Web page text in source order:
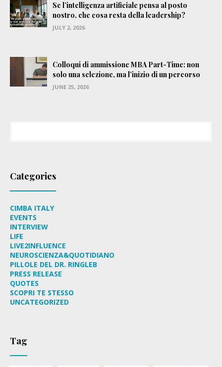
Se l’intelligenza artificiale pensa al posto
nostro, che cosa resta della leadership?
JULY 2, 2026
Colloqui di ammissione MBA Part-Time: non
solo una selezione, ma l’inizio di un percorso
JUNE 25, 2026
Categories
CIMBA ITALY
EVENTS
INTERVIEW
LIFE
LIVE2INFLUENCE
NEUROSCIENZA&QUOTIDIANO
PILLOLE DEL DR. RINGLEB
PRESS RELEASE
QUOTES
SCOPRI TE STESSO
UNCATEGORIZED
Tag